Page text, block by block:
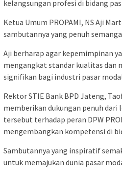
kelangsungan profesi di bidang
Ketua Umum PROPAMI, NS Aji
sambutannya yang penuh
Aji berharap agar kepemimpinan
mengangkat standar kualitas dan
signifikan bagi industri pasar
Rektor STIE Bank BPD Jateng,
memberikan dukungan penuh dari
tersebut terhadap peran DPW
mengembangkan kompetensi di
Sambutannya yang inspiratif
untuk memajukan dunia pasar